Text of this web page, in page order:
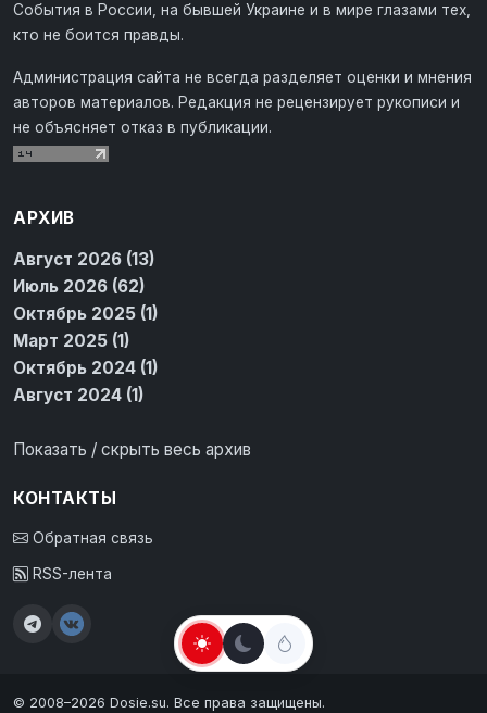
События в России, на бывшей Украине и в мире глазами тех,
кто не боится правды.
Администрация сайта не всегда разделяет оценки и мнения
авторов материалов. Редакция не рецензирует рукописи и
не объясняет отказ в публикации.
АРХИВ
Август 2026 (13)
Июль 2026 (62)
Октябрь 2025 (1)
Март 2025 (1)
Октябрь 2024 (1)
Август 2024 (1)
Показать / скрыть весь архив
КОНТАКТЫ
Обратная связь
RSS-лента
© 2008–2026 Dosie.su. Все права защищены.